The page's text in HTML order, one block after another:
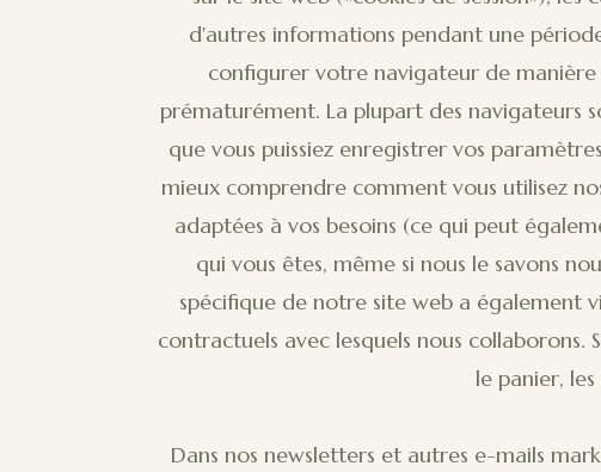
d'autres informations pendant une
configurer votre navigateur de manière
prématurément. La plupart des navigateurs
que vous puissiez enregistrer vos
mieux comprendre comment vous utilisez
adaptées à vos besoins (ce qui peut
qui vous êtes, même si nous le savons
spécifique de notre site web a également
contractuels avec lesquels nous collaborons.
le panier,
Dans nos newsletters et autres e-mails